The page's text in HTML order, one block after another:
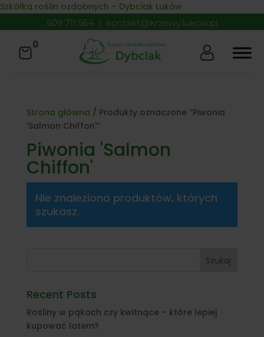
Skip to content
Szkółka roślin ozdobnych – Dybciak Łuków
509 711 564 | kontakt@krzewy.lukow.pl
0
Strona główna / Produkty oznaczone “Piwonia
'Salmon Chiffon'”
Piwonia 'Salmon
Chiffon'
Nie znaleziono produktów, których
szukasz.
Szukaj
Recent Posts
Rośliny w pąkach czy kwitnące – które lepiej
kupować latem?